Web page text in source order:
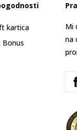
kartica
Bonus
Mi
na